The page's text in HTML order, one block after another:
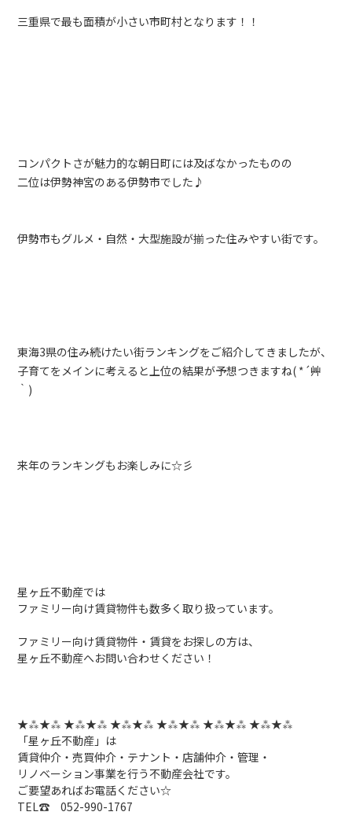
三重県で最も面積が小さい市町村となります！！
コンパクトさが魅力的な朝日町には及ばなかったものの
二位は伊勢神宮のある伊勢市でした♪
伊勢市もグルメ・自然・大型施設が揃った住みやすい街です。
東海3県の住み続けたい街ランキングをご紹介してきましたが、
子育てをメインに考えると上位の結果が予想つきますね( *´艸
｀)
来年のランキングもお楽しみに☆彡
星ヶ丘不動産では
ファミリー向け賃貸物件も数多く取り扱っています。
ファミリー向け賃貸物件・賃貸をお探しの方は、
星ヶ丘不動産へお問い合わせください！
★⁂★⁂ ★⁂★⁂ ★⁂★⁂ ★⁂★⁂ ★⁂★⁂ ★⁂★⁂
「星ヶ丘不動産」は
賃貸仲介・売買仲介・テナント・店舗仲介・管理・
リノベーション事業を行う不動産会社です。
ご要望あればお電話ください☆
TEL☎ 052-990-1767